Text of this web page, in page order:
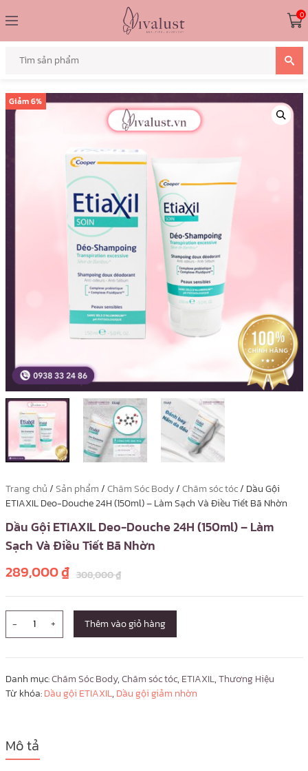
0
Giảm6%
Trang chủ/Sản phẩm/Chăm Sóc Body/Chăm sóc tóc/ Dầu Gội
ETIAXIL Deo-Douche 24H (150ml) – Làm Sạch Và Điều Tiết Bã Nhờn
Dầu Gội ETIAXIL Deo-Douche 24H (150ml) – Làm
Sạch Và Điều Tiết Bã Nhờn
308,000₫
289,000₫
- + Thêm vào giỏ hàng
Danh mục:Chăm Sóc Body,Chăm sóc tóc, ETIAXIL,Thương Hiệu
Từ khóa:Dầu gội ETIAXIL, Dầu gội giảm nhờn
Mô tả